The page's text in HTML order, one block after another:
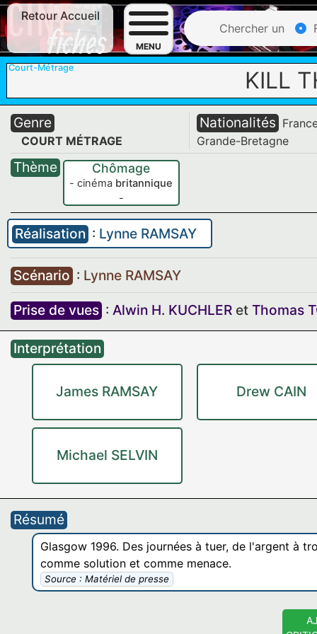
Retour Accueil
MENU
Chercher un
KILL
Court-Métrage
Genre
COURT MÉTRAGE
Nationalités
Grande-Bretagne
Thème Chômage
- cinéma britannique
-
Réalisation : Lynne RAMSAY
Scénario : Lynne RAMSAY
Prise de vues : Alwin H. KUCHLER et Thomas
Interprétation
James RAMSAY Drew CAIN
Michael SELVIN
Résumé
Glasgow 1996. Des journées à tuer, de l'argent à
comme solution et comme menace.
Source : Matériel de presse